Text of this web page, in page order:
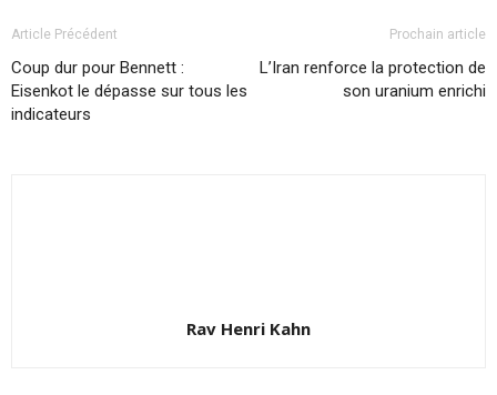
Article Précédent
Coup dur pour Bennett :
Eisenkot le dépasse sur tous les
indicateurs
Prochain article
L’Iran renforce la protection de
son uranium enrichi
Rav Henri Kahn